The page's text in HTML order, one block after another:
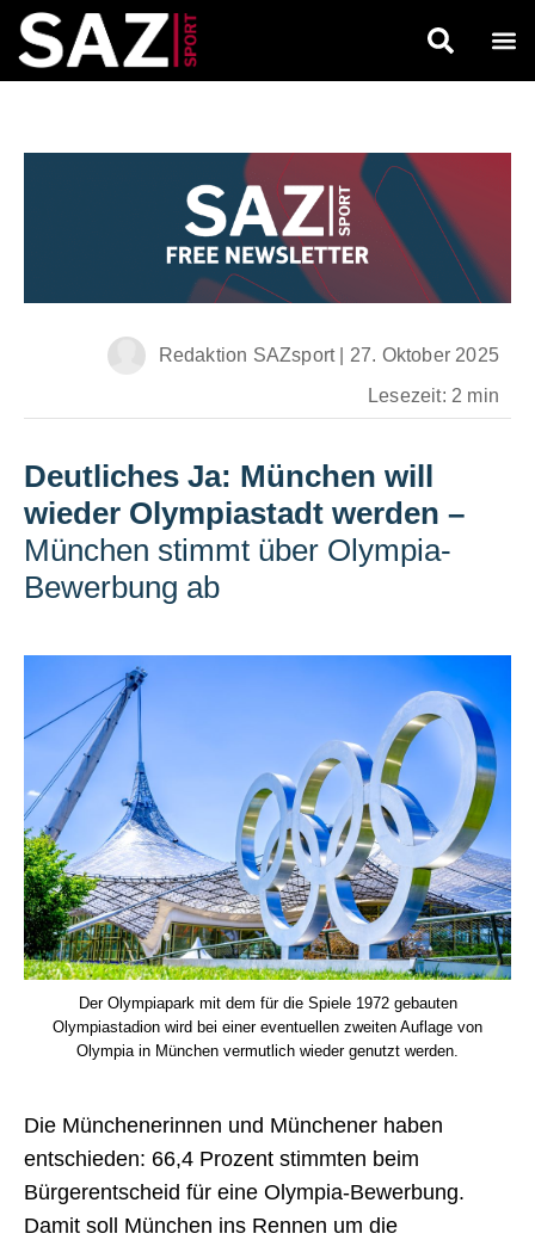
Redaktion SAZsport
27. Oktober 2025
Lesezeit: 2 min
Deutliches Ja: München will
wieder Olympiastadt werden –
München stimmt über Olympia-
Bewerbung ab
Der Olympiapark mit dem für die Spiele 1972 gebauten
Olympiastadion wird bei einer eventuellen zweiten Auflage von
Olympia in München vermutlich wieder genutzt werden.
Die Münchenerinnen und Münchener haben
entschieden: 66,4 Prozent stimmten beim
Bürgerentscheid für eine Olympia-Bewerbung.
Damit soll München ins Rennen um die